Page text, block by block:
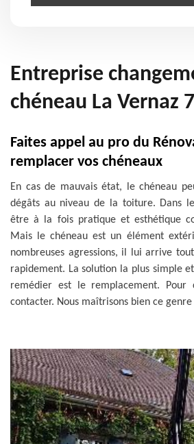
Entreprise
chéneau La Vernaz
Faites appel au pro du
remplacer vos chéneaux
En cas de mauvais état, le chéneau
dégâts au niveau de la toiture. Dans
être à la fois pratique et esthétique
Mais le chéneau est un élément
nombreuses agressions, il lui arrive
rapidement. La solution la plus simple
remédier est le remplacement.
contacter. Nous maîtrisons bien ce